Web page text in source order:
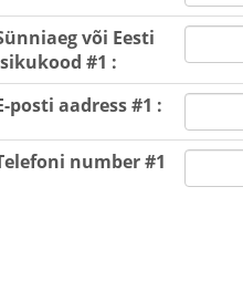
või Eesti
#1 :
posti aadress #1 :
number #1